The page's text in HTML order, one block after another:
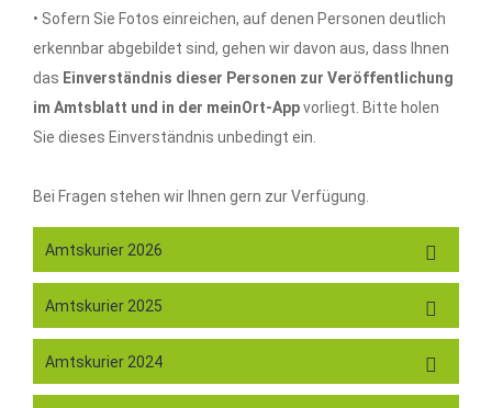
• Sofern Sie Fotos einreichen, auf denen Personen deutlich
erkennbar abgebildet sind, gehen wir davon aus, dass Ihnen
das Einverständnis dieser Personen zur Veröffentlichung
im Amtsblatt und in der meinOrt-Appvorliegt. Bitte holen
Sie dieses Einverständnis unbedingt ein.
Bei Fragen stehen wir Ihnen gern zur Verfügung.
Amtskurier 2026
Amtskurier 2025
Amtskurier 2024